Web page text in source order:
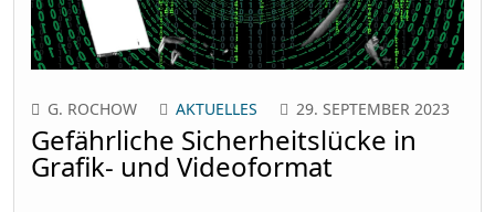
G. ROCHOW AKTUELLES 29. SEPTEMBER 2023
Gefährliche Sicherheitslücke in
Grafik- und Videoformat